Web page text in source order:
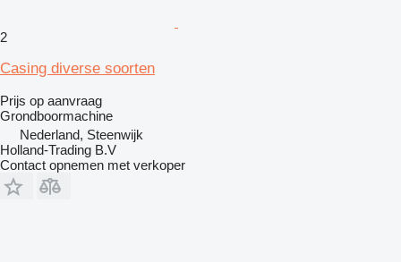
2
Casing diverse soorten
Prijs op aanvraag
Grondboormachine
Nederland, Steenwijk
Holland-Trading B.V
Contact opnemen met verkoper